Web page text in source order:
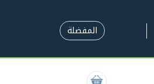
المفضلة